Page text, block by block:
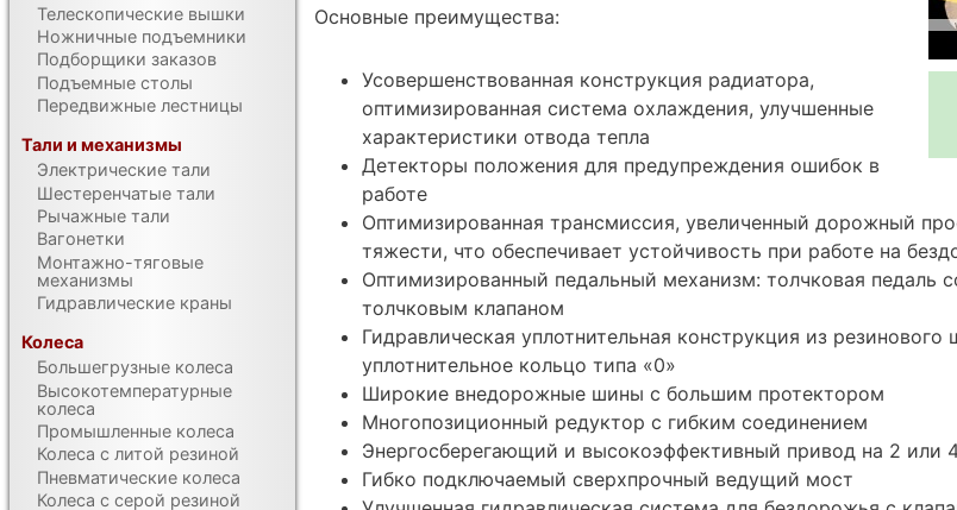
Основные преимущества:
Усовершенствованная конструкция радиатора,
оптимизированная система охлаждения, улучшенные
характеристики отвода тепла
Детекторы положения для предупреждения ошибок в
работе
Оптимизированная трансмиссия, увеличенный дорожный
тяжести, что обеспечивает устойчивость при работе на
Оптимизированный педальный механизм: толчковая педаль
толчковым клапаном
Гидравлическая уплотнительная конструкция из
уплотнительное кольцо типа «0»
Широкие внедорожные шины с большим протектором
Многопозиционный редуктор с гибким соединением
Энергосберегающий и высокоэффективный привод на 2 или
Гибко подключаемый сверхпрочный ведущий мост
Телескопические вышки
Ножничные подъемники
Подборщики заказов
Подъемные столы
Передвижные лестницы
Тали и механизмы
Электрические тали
Шестеренчатые тали
Рычажные тали
Вагонетки
Монтажно-тяговые
механизмы
Гидравлические краны
Колеса
Большегрузные колеса
Высокотемпературные
колеса
Промышленные колеса
Колеса с литой резиной
Пневматические колеса
Колеса с серой резиной